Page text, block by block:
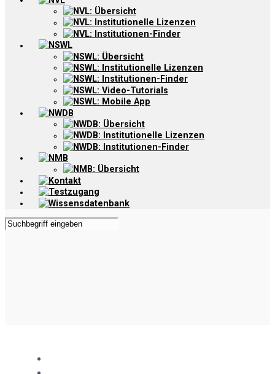
NVL: Übersicht
NVL: Institutionelle Lizenzen
NVL: Institutionen-Finder
NSWL
NSWL: Übersicht
NSWL: Institutionelle Lizenzen
NSWL: Institutionen-Finder
NSWL: Video-Tutorials
NSWL: Mobile App
NWDB
NWDB: Übersicht
NWDB: Institutionelle Lizenzen
NWDB: Institutionen-Finder
NMB
NMB: Übersicht
Kontakt
Testzugang
Wissensdatenbank